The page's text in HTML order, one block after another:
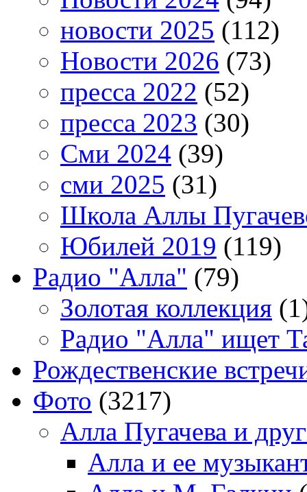
новости 2025 (112)
Новости 2026 (73)
пресса 2022 (52)
пресса 2023 (30)
Сми 2024 (39)
сми 2025 (31)
Школа Аллы
Юбилей 2019 (119)
Радио "Алла" (79)
Золотая коллекция
Радио "Алла" ищет
Рождественские
Фото (3217)
Алла Пугачева и
Алла и ее